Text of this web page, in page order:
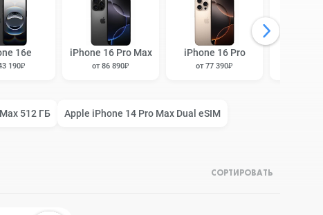
16e
190₽
iPhone 16 Pro Max
от 86 890₽
iPhone 16 Pro
от 77 390₽
512 ГБ Apple iPhone 14 Pro Max Dual eSIM
СОРТИРОВАТЬ